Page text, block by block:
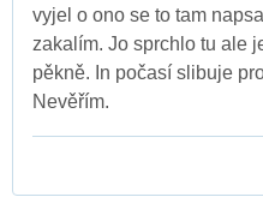
vyjel o ono se to tam
zakalím. Jo sprchlo tu ale
pěkně. In počasí slibuje
Nevěřím.